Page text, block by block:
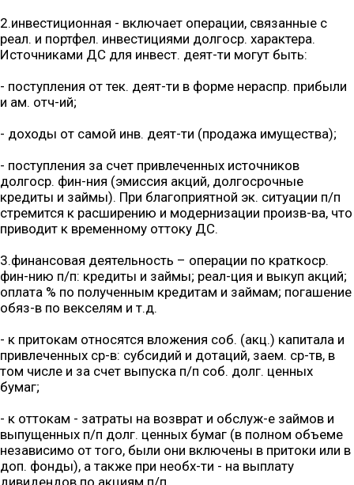
2.инвестиционная - включает операции, связанные с
реал. и портфел. инвестициями долгоср. характера.
Источниками ДС для инвест. деят-ти могут быть:
- поступления от тек. деят-ти в форме нераспр. прибыли
и ам. отч-ий;
- доходы от самой инв. деят-ти (продажа имущества);
- поступления за счет привлеченных источников
долгоср. фин-ния (эмиссия акций, долгосрочные
кредиты и займы). При благоприятной эк. ситуации п/п
стремится к расширению и модернизации произв-ва, что
приводит к временному оттоку ДС.
3.финансовая деятельность – операции по краткоср.
фин-нию п/п: кредиты и займы; реал-ция и выкуп акций;
оплата % по полученным кредитам и займам; погашение
обяз-в по векселям и т.д.
- к притокам относятся вложения соб. (акц.) капитала и
привлеченных ср-в: субсидий и дотаций, заем. ср-тв, в
том числе и за счет выпуска п/п соб. долг. ценных
бумаг;
- к оттокам - затраты на возврат и обслуж-е займов и
выпущенных п/п долг. ценных бумаг (в полном объеме
независимо от того, были они включены в притоки или в
доп. фонды), а также при необх-ти - на выплату
дивидендов по акциям п/п.